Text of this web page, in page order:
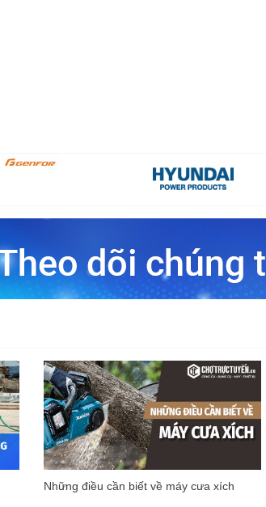
Những điều cần biết về máy cưa xích